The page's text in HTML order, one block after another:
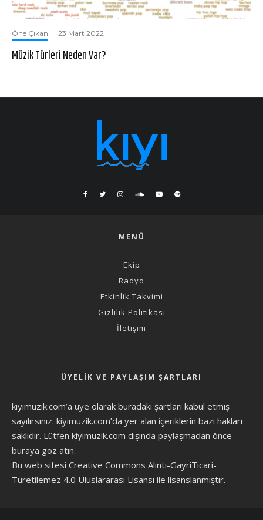
Öne Çıkan · 23 Mart 2022
Müzik Türleri Neden Var?
MENÜ
Ekip
Radyo
Etkinlik Takvimi
Gizlilik Politikası
İletişim
ÜYELIK VE PAYLAŞIM ŞARTLARI
kiyimuzik.com’a üye olarak buradaki şartları kabul etmiş
sayılırsınız. kiyimuzik.com’da yer alan içeriklerin bazı hakları
saklıdır. Lütfen kiyimuzik.com dışında paylaşmadan önce
buraya göz atın.
Bu web sitesi Creative Commons Alıntı-GayriTicari-
Türetilemez 4.0 Uluslararası Lisansı ile lisanslanmıştır.